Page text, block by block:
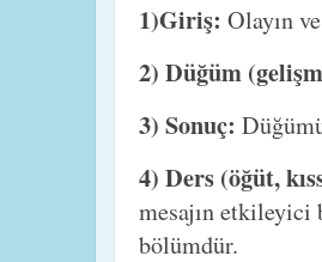
1)Giriş: Olayın
2) Düğüm
3) Sonuç:
4) Ders (öğüt,
mesajın
bölümdür.